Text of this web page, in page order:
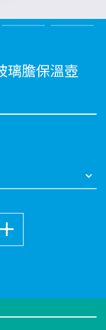
璃膽保溫壺